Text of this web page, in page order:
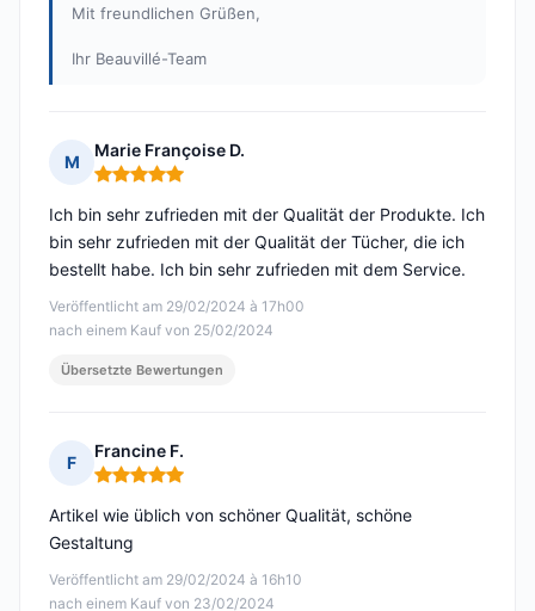
Mit freundlichen Grüßen,
Ihr Beauvillé-Team
M
Marie Françoise D.
Hinweis: 5 von 5
Veröffentlicht am 29/02/2024 à 17h00
nach einem Kauf von 25/02/2024
Ich bin sehr zufrieden mit der Qualität der Produkte. Ich
bin sehr zufrieden mit der Qualität der Tücher, die ich
bestellt habe. Ich bin sehr zufrieden mit dem Service.
Übersetzte Bewertungen
F
Francine F.
Hinweis: 5 von 5
Veröffentlicht am 29/02/2024 à 16h10
nach einem Kauf von 23/02/2024
Artikel wie üblich von schöner Qualität, schöne
Gestaltung